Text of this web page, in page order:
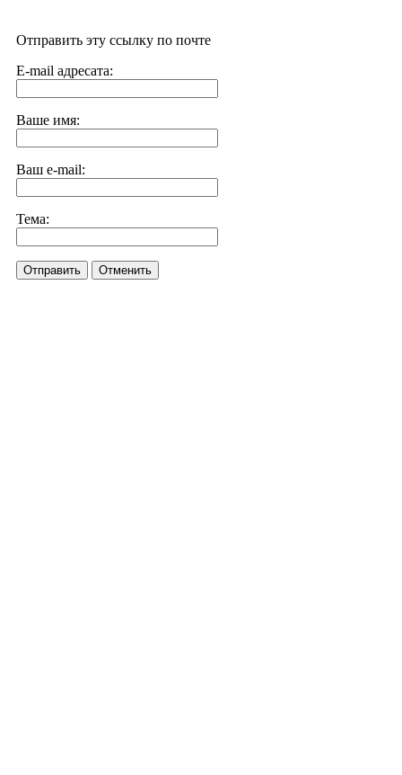
Отправить эту ссылку по почте
E-mail адресата:
Ваше имя:
Ваш e-mail:
Тема:
Отправить Отменить